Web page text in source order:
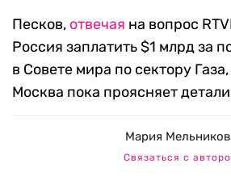
Песков, отвечая на вопрос
Россия заплатить $1 млрд за
в Совете мира по сектору
Москва пока проясняет
Мария
Связаться с